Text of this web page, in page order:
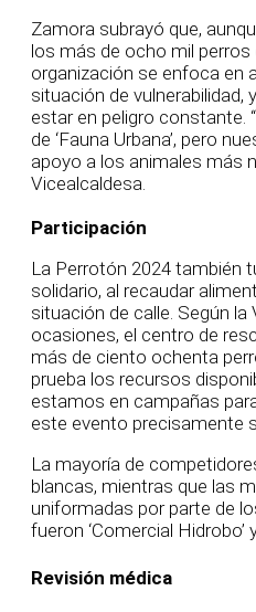
Zamora subrayó que,
los más de ocho mil perros
organización se enfoca en
situación de
estar en peligro
de ‘Fauna Urbana’, pero
apoyo a los animales más
Vicealcaldesa.
Participación
La Perrotón 2024 también
solidario, al recaudar
situación de calle. Según la
ocasiones, el centro de
más de ciento ochenta
prueba los recursos
estamos en campañas
este evento precisamente
La mayoría de
blancas, mientras que las
uniformadas por parte de
fueron ‘Comercial Hidrobo’
Revisión médica